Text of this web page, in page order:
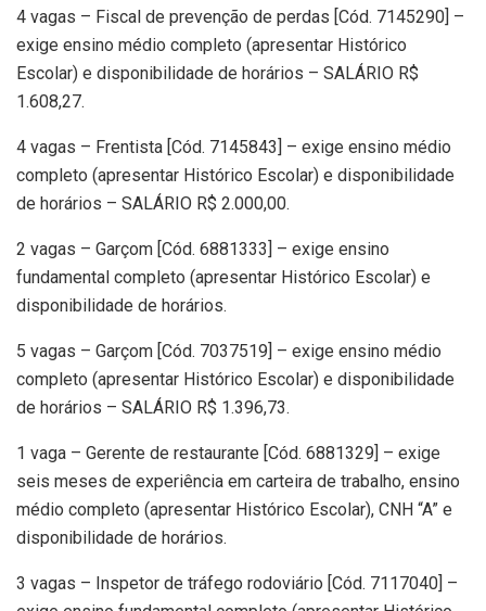
4 vagas – Fiscal de prevenção de perdas [Cód. 7145290] –
exige ensino médio completo (apresentar Histórico
Escolar) e disponibilidade de horários – SALÁRIO R$
1.608,27.
4 vagas – Frentista [Cód. 7145843] – exige ensino médio
completo (apresentar Histórico Escolar) e disponibilidade
de horários – SALÁRIO R$ 2.000,00.
2 vagas – Garçom [Cód. 6881333] – exige ensino
fundamental completo (apresentar Histórico Escolar) e
disponibilidade de horários.
5 vagas – Garçom [Cód. 7037519] – exige ensino médio
completo (apresentar Histórico Escolar) e disponibilidade
de horários – SALÁRIO R$ 1.396,73.
1 vaga – Gerente de restaurante [Cód. 6881329] – exige
seis meses de experiência em carteira de trabalho, ensino
médio completo (apresentar Histórico Escolar), CNH “A” e
disponibilidade de horários.
3 vagas – Inspetor de tráfego rodoviário [Cód. 7117040] –